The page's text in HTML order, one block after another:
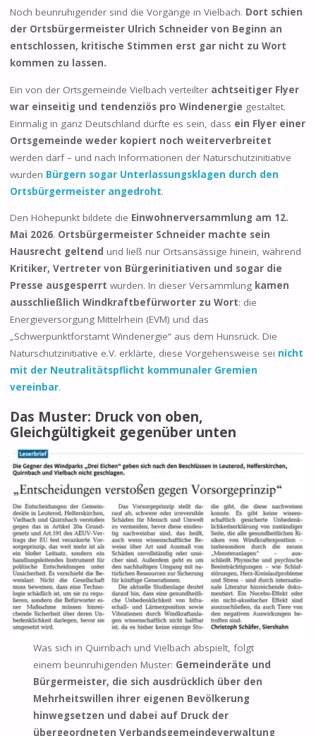
Noch beunruhigender sind die Vorgänge in Vielbach. Dort schien
der Ortsbürgermeister Ulrich Schneider von Beginn an
entschlossen, kritische Stimmen erst gar nicht zu Wort
kommen zu lassen.
Ein von der Ortsgemeinde Vielbach verteilter achtseitiger Flyer
war einseitig und tendenziös pro Windenergie gestaltet.
Einmalig in ganz Deutschland dürfte es sein, dass ein Flyer einer
Ortsgemeinde weder kopiert noch weiterverbreitet
werden darf – und nach Informationen der Naturschutzinitiative
wurden Bürgern sogar Unterlassungsklagen durch den
Ortsbürgermeister angedroht.
Den Höhepunkt bildete die Einwohnerversammlung am 12.
Mai 2026. Ortsbürgermeister Schneider machte sein
Hausrecht geltend und ließ nur Ortsansässige hinein, während
Kritiker, Vertreter von Bürgerinitiativen und sogar die
Presse ausgesperrt wurden. In dieser Versammlung kamen
ausschließlich Windkraftbefürworter zu Wort: die
Energieversorgung Mittelrhein (EVM) und das
„Schwerpunktforstamt Windenergie“ aus dem Hunsrück. Die
Naturschutzinitiative e.V. erklärte, diese Vorgehensweise sei nicht
mit der Neutralitätspflicht kommunaler Gremien
vereinbar.
Das Muster: Druck von oben,
Gleichgültigkeit gegenüber unten
Was sich in Quirnbach und Vielbach abspielt, folgt
einem beunruhigenden Muster: Gemeinderäte und
Bürgermeister, die sich ausdrücklich über den
Mehrheitswillen ihrer eigenen Bevölkerung
hinwegsetzen und dabei auf Druck der
übergeordneten Verbandsgemeindeverwaltung